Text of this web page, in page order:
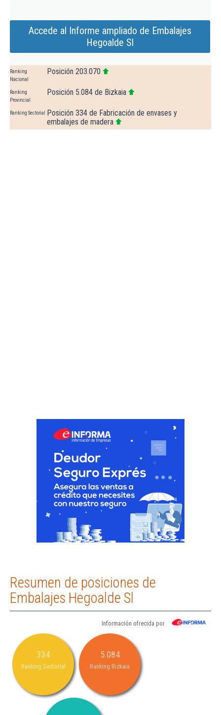
Accede al Informe ampliado de Embalajes
Hegoalde Sl
Ranking
Nacional
Posición 203.070
Ranking
Provincial
Posición 5.084 de Bizkaia
Ranking Sectorial
Posición 334 de Fabricación de envases y
embalajes de madera
Resumen de posiciones de
Embalajes Hegoalde Sl
Información ofrecida por
334
Ranking Sectorial
5.084
Ranking Bizkaia